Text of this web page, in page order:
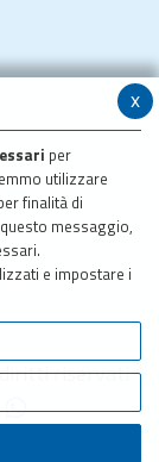
x
per
utilizzare
finalità di
questo messaggio,
e impostare i
riservati